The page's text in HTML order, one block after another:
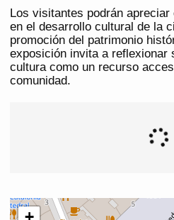
Los visitantes podrán
en el desarrollo cultural de la
promoción del patrimonio
exposición invita a reflexionar
cultura como un recurso
comunidad.